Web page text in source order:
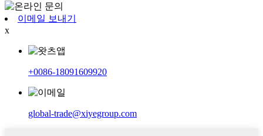
이메일 보내기
x
+0086-18091609920
global-trade@xiyegroup.com